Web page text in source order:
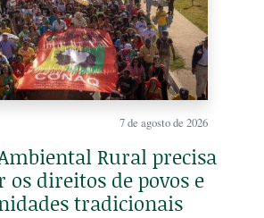
7 de agosto de 2026
Rural precisa
os direitos de povos e
tradicionais